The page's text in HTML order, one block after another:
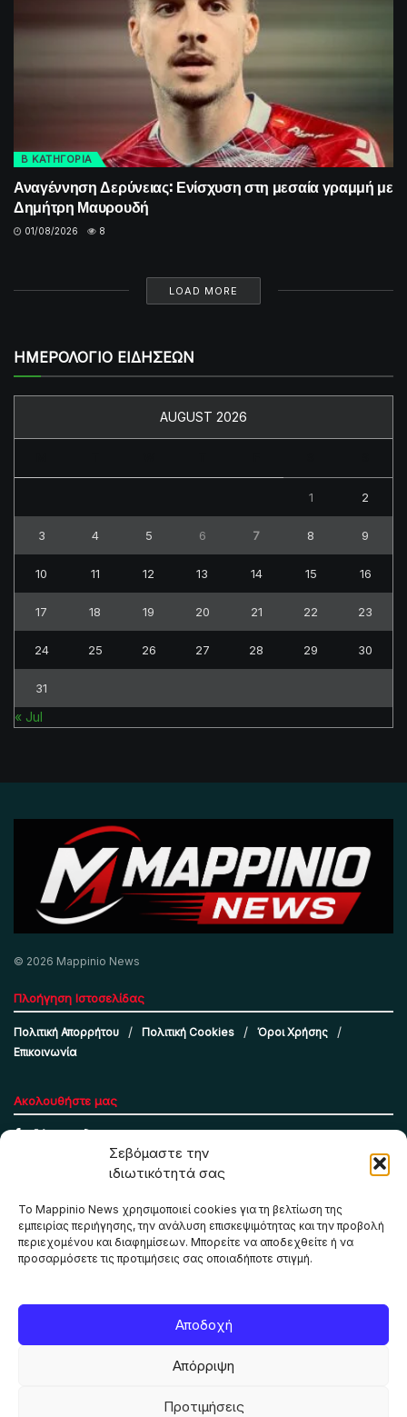
Σεβόμαστε την
ιδιωτικότητά σας
Το Mappinio News χρησιμοποιεί cookies για τη βελτίωση της
εμπειρίας περιήγησης, την ανάλυση επισκεψιμότητας και την προβολή
περιεχομένου και διαφημίσεων. Μπορείτε να αποδεχθείτε ή να
προσαρμόσετε τις προτιμήσεις σας οποιαδήποτε στιγμή.
Αποδοχή
Απόρριψη
Προτιμήσεις
Β ΚΑΤΗΓΟΡΙΑ
Αναγέννηση Δερύνειας: Ενίσχυση στη μεσαία γραμμή με
Δημήτρη Μαυρουδή
01/08/2026 8
LOAD MORE
ΗΜΕΡΟΛΟΓΙΟ ΕΙΔΗΣΕΩΝ
AUGUST 2026
1 2
3 4 5 6 7 8 9
10 11 12 13 14 15 16
17 18 19 20 21 22 23
24 25 26 27 28 29 30
31
« Jul
© 2026 Mappinio News
Πλοήγηση Ιστοσελίδας
Πολιτική Απορρήτου Πολιτική Cookies
Όροι Χρήσης
Επικοινωνία
Ακολουθήστε μας
Το Mappinio.net χρησιμοποιεί cookies για τη σωστή
λειτουργία της ιστοσελίδας, την ανάλυση επισκεψιμότητας
και την προβολή εξατομικευμένου περιεχομένου. Πατώντας
αλλάξετε τις προτιμήσεις σας οποιαδήποτε στιγμή.